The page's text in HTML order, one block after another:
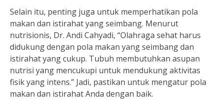
Selain itu, penting juga untuk memperhatikan pola
makan dan istirahat yang seimbang. Menurut
nutrisionis, Dr. Andi Cahyadi, “Olahraga sehat harus
didukung dengan pola makan yang seimbang dan
istirahat yang cukup. Tubuh membutuhkan asupan
nutrisi yang mencukupi untuk mendukung aktivitas
fisik yang intens.” Jadi, pastikan untuk mengatur pola
makan dan istirahat Anda dengan baik.